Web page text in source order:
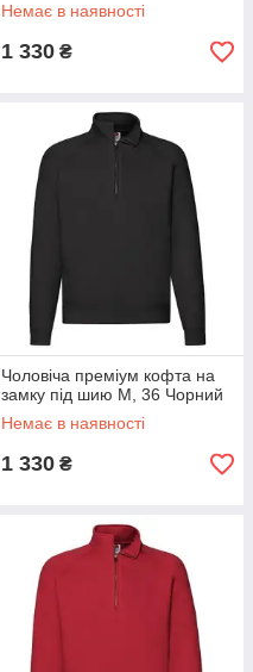
Немає в наявності
1 330 ₴
Чоловіча преміум кофта на
замку під шию M, 36 Чорний
Немає в наявності
1 330 ₴